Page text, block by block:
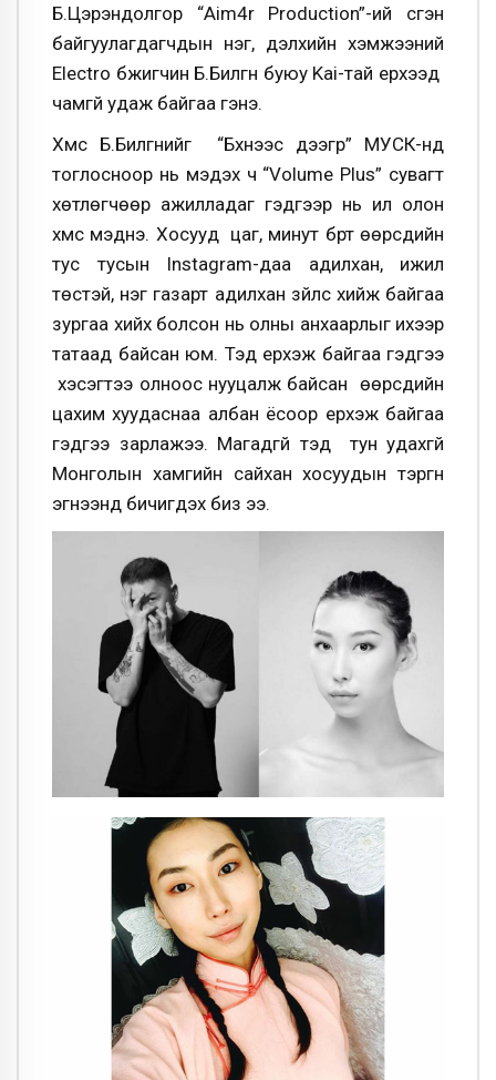
Б.Цэрэндолгор “Aim4r Production”-ий үүсгэн
байгуулагдагчдын нэг, дэлхийн хэмжээний
Electro бүжигчин Б.Билгүүн буюу Kai-тай үерхээд
чамгүй удаж байгаа гэнэ.
Хүмүүс Б.Билгүүнийг “Бүхнээс дээгүүр” МУСК-нд
тоглосноор нь мэдэх ч “Volume Plus” сувагт
хөтлөгчөөр ажилладаг гэдгээр нь илүү олон
хүмүүс мэднэ. Хосууд цаг, минут бүрт өөрсдийн
тус тусын Instagram-даа адилхан, ижил
төстэй, нэг газарт адилхан зүйлс хийж байгаа
зургаа хийх болсон нь олны анхаарлыг ихээр
татаад байсан юм. Тэд үерхэж байгаа гэдгээ
хэсэгтээ олноос нууцалж байсан өөрсдийн
цахим хуудаснаа албан ёсоор үерхэж байгаа
гэдгээ зарлажээ. Магадгүй тэд тун удахгүй
Монголын хамгийн сайхан хосуудын тэргүүн
эгнээнд бичигдэх биз ээ.